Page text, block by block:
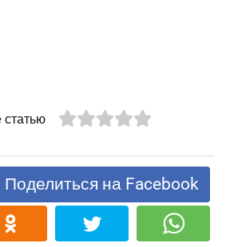
Поделиться на Facebook